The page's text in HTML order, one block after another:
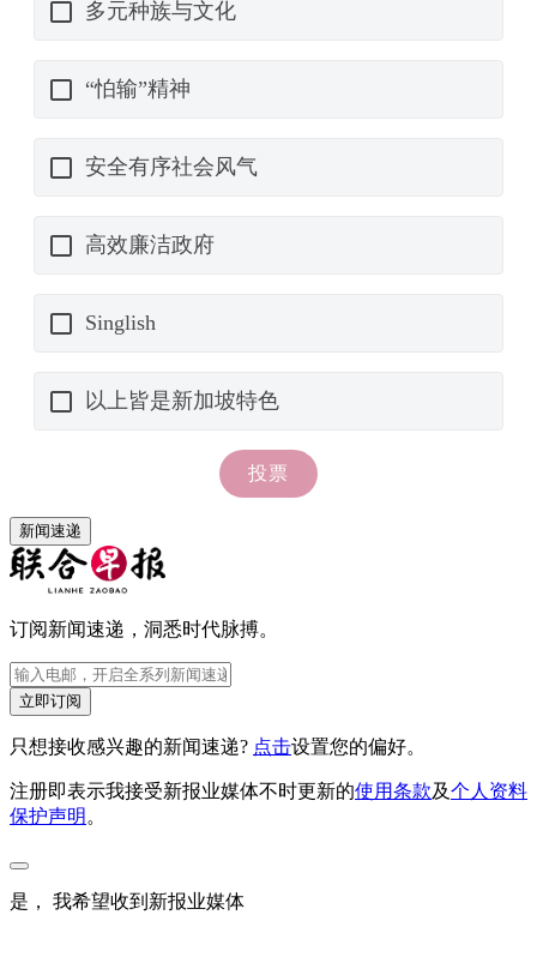
新闻速递
订阅新闻速递，洞悉时代脉搏。
立即订阅
只想接收感兴趣的新闻速递? 点击设置您的偏好。
注册即表示我接受新报业媒体不时更新的使用条款及个人资料
保护声明。
是， 我希望收到新报业媒体